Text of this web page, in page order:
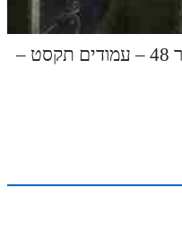
הדף היומי בתע"ס חלק ז' שיעור 48 – עמודים תקסט –